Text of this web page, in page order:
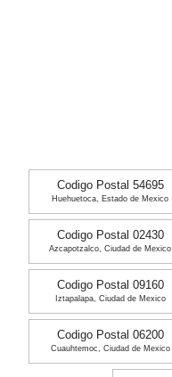
Codigo Postal 54695
Huehuetoca, Estado de Mexico
Codigo Postal 02430
Azcapotzalco, Ciudad de Mexico
Codigo Postal 09160
Iztapalapa, Ciudad de Mexico
Codigo Postal 06200
Cuauhtemoc, Ciudad de Mexico